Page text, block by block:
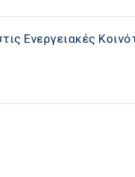
Ενεργειακές